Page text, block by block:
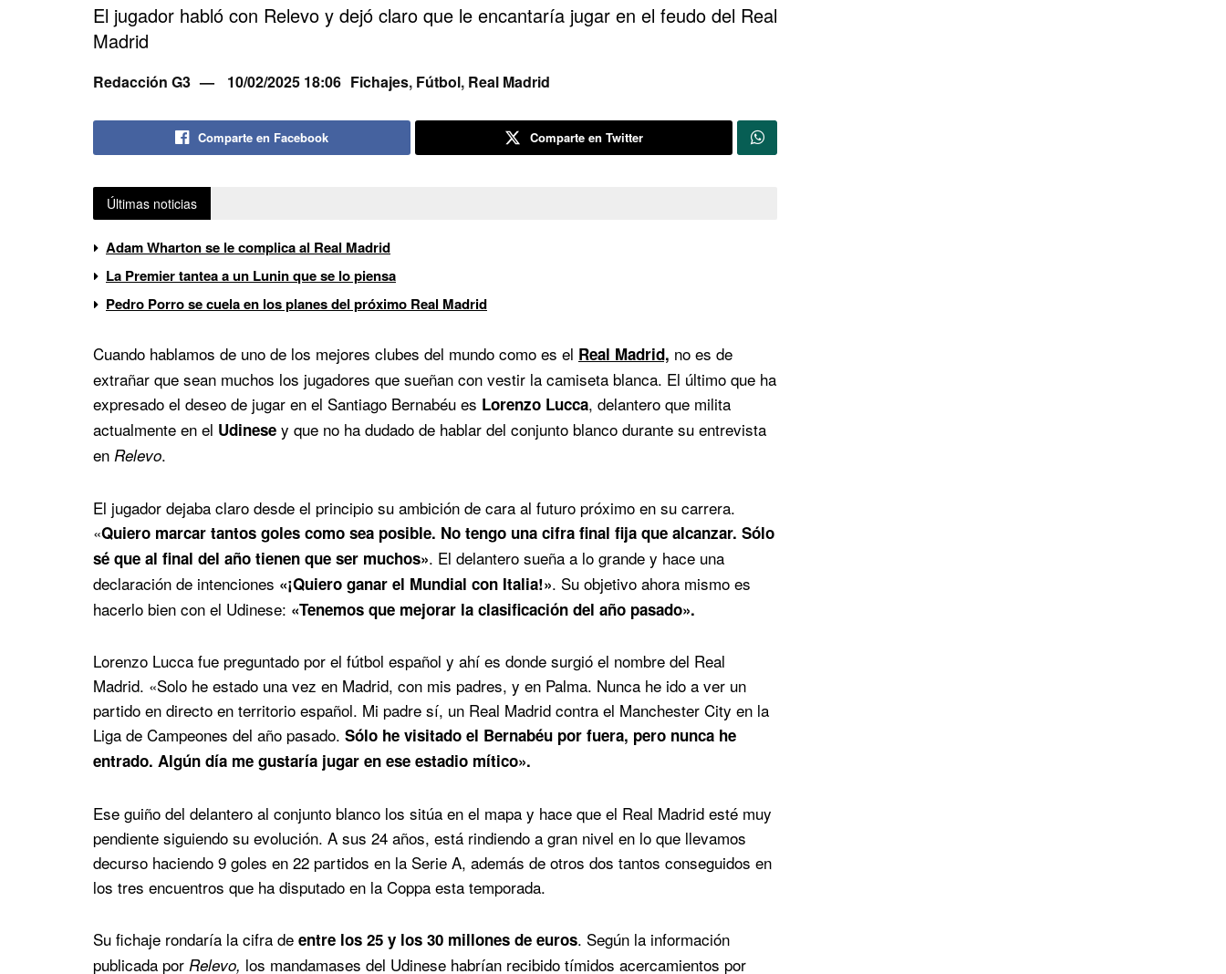
El jugador habló con Relevo y dejó claro que le encantaría jugar en el feudo del Real
Madrid
Redacción G3 10/02/2025 18:06 Fichajes, Fútbol, Real Madrid
Comparte en Facebook Comparte en Twitter
Últimas noticias
Adam Wharton se le complica al Real Madrid
La Premier tantea a un Lunin que se lo piensa
Pedro Porro se cuela en los planes del próximo Real Madrid
Cuando hablamos de uno de los mejores clubes del mundo como es el Real Madrid, no es de
extrañar que sean muchos los jugadores que sueñan con vestir la camiseta blanca. El último que ha
expresado el deseo de jugar en el Santiago Bernabéu es Lorenzo Lucca, delantero que milita
actualmente en el Udinese y que no ha dudado de hablar del conjunto blanco durante su entrevista
en Relevo.
El jugador dejaba claro desde el principio su ambición de cara al futuro próximo en su carrera.
«Quiero marcar tantos goles como sea posible. No tengo una cifra final fija que alcanzar. Sólo
sé que al final del año tienen que ser muchos». El delantero sueña a lo grande y hace una
declaración de intenciones «¡Quiero ganar el Mundial con Italia!». Su objetivo ahora mismo es
hacerlo bien con el Udinese: «Tenemos que mejorar la clasificación del año pasado».
Lorenzo Lucca fue preguntado por el fútbol español y ahí es donde surgió el nombre del Real
Madrid. «Solo he estado una vez en Madrid, con mis padres, y en Palma. Nunca he ido a ver un
partido en directo en territorio español. Mi padre sí, un Real Madrid contra el Manchester City en la
Liga de Campeones del año pasado. Sólo he visitado el Bernabéu por fuera, pero nunca he
entrado. Algún día me gustaría jugar en ese estadio mítico».
Ese guiño del delantero al conjunto blanco los sitúa en el mapa y hace que el Real Madrid esté muy
pendiente siguiendo su evolución. A sus 24 años, está rindiendo a gran nivel en lo que llevamos
decurso haciendo 9 goles en 22 partidos en la Serie A, además de otros dos tantos conseguidos en
los tres encuentros que ha disputado en la Coppa esta temporada.
Su fichaje rondaría la cifra de entre los 25 y los 30 millones de euros. Según la información
publicada por Relevo, los mandamases del Udinese habrían recibido tímidos acercamientos por